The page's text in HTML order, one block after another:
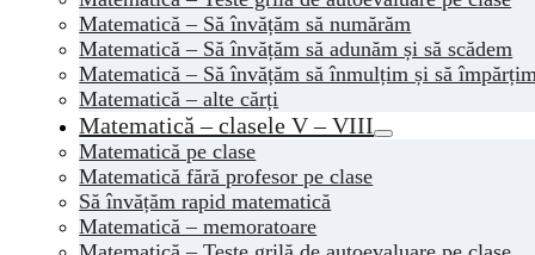
Matematică – Să învățăm să numărăm
Matematică – Să învățăm să adunăm și să scădem
Matematică – Să învățăm să înmulțim și să
Matematică – alte cărți
Matematică – clasele V – VIII
Matematică pe clase
Matematică fără profesor pe clase
Să învățăm rapid matematică
Matematică – memoratoare